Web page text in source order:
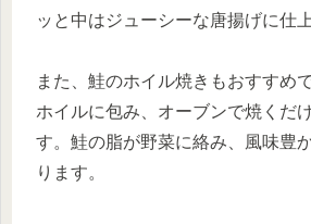
ッと中はジューシーな唐揚げに仕
また、鮭のホイル焼きもおすすめ
ホイルに包み、オーブンで焼くだ
す。鮭の脂が野菜に絡み、風味豊
ります。